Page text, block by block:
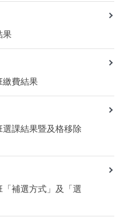
果
繳費結果
課結果暨及格移除
補選方式」及「選